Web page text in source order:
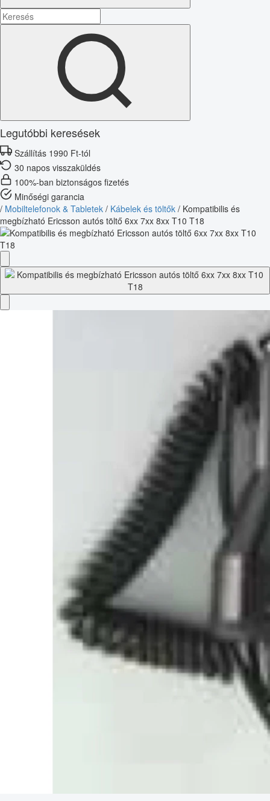
Legutóbbi keresések
Szállítás 1990 Ft-tól
30 napos visszaküldés
100%-ban biztonságos fizetés
Minőségi garancia
/ Mobiltelefonok & Tabletek / Kábelek és töltők / Kompatibilis és
megbízható Ericsson autós töltő 6xx 7xx 8xx T10 T18